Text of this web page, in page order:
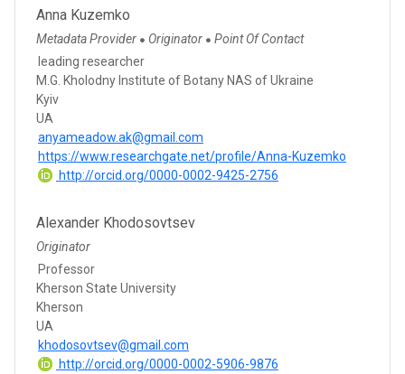
Anna Kuzemko
Metadata Provider ● Originator ● Point Of Contact
leading researcher
M.G. Kholodny Institute of Botany NAS of Ukraine
Kyiv
UA
anyameadow.ak@gmail.com
https://www.researchgate.net/profile/Anna-Kuzemko
http://orcid.org/0000-0002-9425-2756
Alexander Khodosovtsev
Originator
Professor
Kherson State University
Kherson
UA
khodosovtsev@gmail.com
http://orcid.org/0000-0002-5906-9876